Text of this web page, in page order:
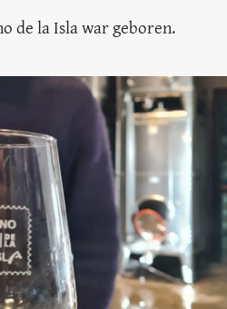
de la Isla war geboren.